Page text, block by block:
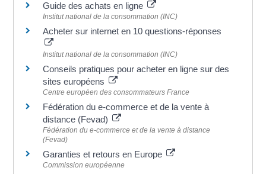
Guide des achats en ligne
Institut national de la consommation (INC)
Acheter sur internet en 10 questions-réponses
Institut national de la consommation (INC)
Conseils pratiques pour acheter en ligne sur des
sites européens
Centre européen des consommateurs France
Fédération du e-commerce et de la vente à
distance (Fevad)
Fédération du e-commerce et de la vente à distance
(Fevad)
Garanties et retours en Europe
Commission européenne